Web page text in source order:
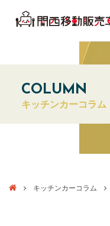
COLUMN
キッチンカーコラム
キッチンカーコラム